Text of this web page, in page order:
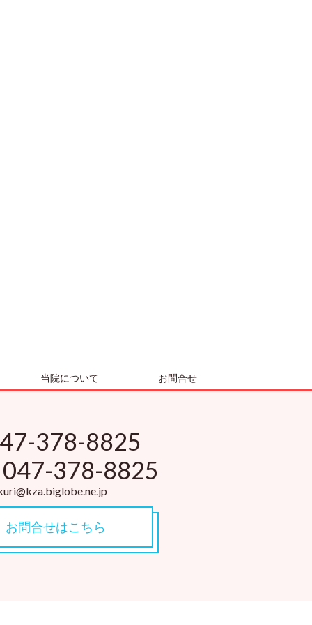
当院について お問合せ
378-8825
047-378-8825
お問合せはこちら